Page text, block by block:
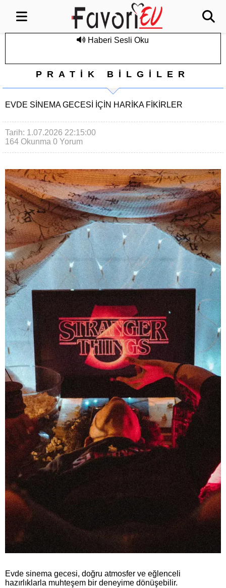
Haberi Sesli Oku
PRATİK BİLGİLER
EVDE SINEMA GECESI İÇIN HARIKA FIKIRLER
Tarih: 1.07.2026 22:15:00
164 Okunma 0 Yorum
Evde sinema gecesi, doğru atmosfer ve eğlenceli
hazırlıklarla muhteşem bir deneyime dönüşebilir.